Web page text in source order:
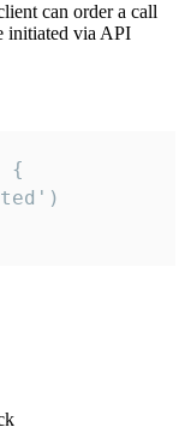
can order a call
initiated via API
{